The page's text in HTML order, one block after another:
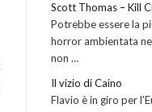
Scott Thomas – Kill
Potrebbe essere la
horror ambientata
non …
Il vizio di Caino
Flavio è in giro per